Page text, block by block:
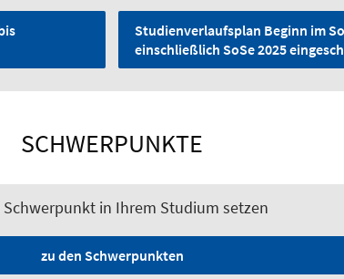
Studienverlaufsplan Beginn im
einschließlich SoSe 2025
SCHWERPUNKTE
in Ihrem Studium setzen
zu den Schwerpunkten